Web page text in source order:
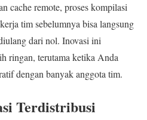
cache remote, proses kompilasi
tim sebelumnya bisa langsung
dari nol. Inovasi ini
ringan, terutama ketika Anda
dengan banyak anggota tim.
Terdistribusi